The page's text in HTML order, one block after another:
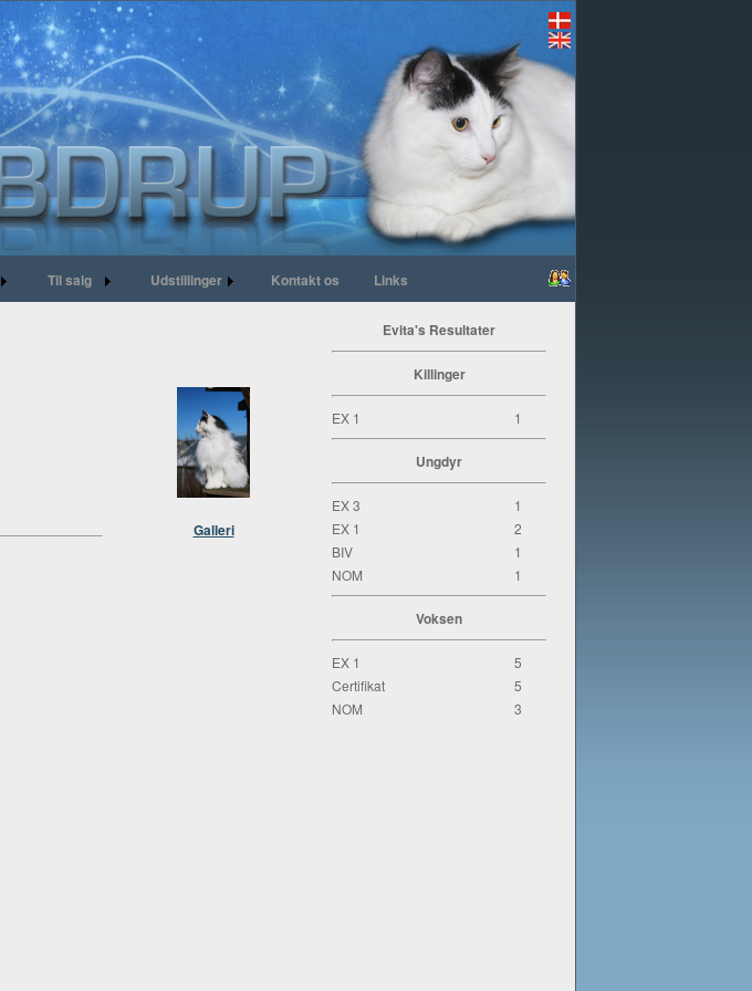
Til salg Udstillinger Kontakt os Links
Evita's Resultater
Killinger
EX 1 1
Ungdyr
EX 3
1
EX 1
2
BIV
1
NOM
1
Voksen
EX 1
5
Certifikat
5
NOM
3
Galleri